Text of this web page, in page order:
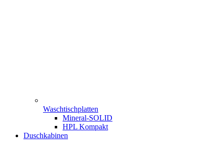
Waschtischplatten
Mineral-SOLID
HPL Kompakt
Duschkabinen